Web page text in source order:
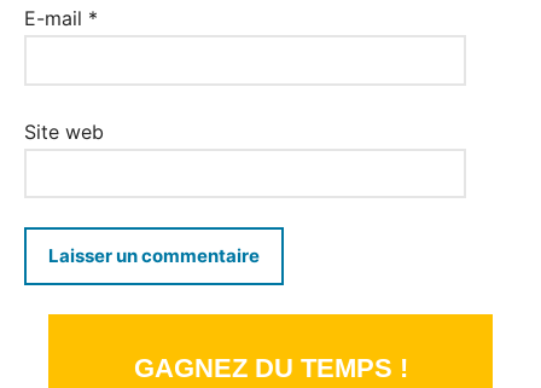
E-mail *
Site web
GAGNEZ DU TEMPS !